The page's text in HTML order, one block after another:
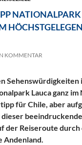
KOMMENTAR
Sehenswürdigkeiten
Lauca ganz im
für Chile, aber
der Reiseroute durch
Andenland.